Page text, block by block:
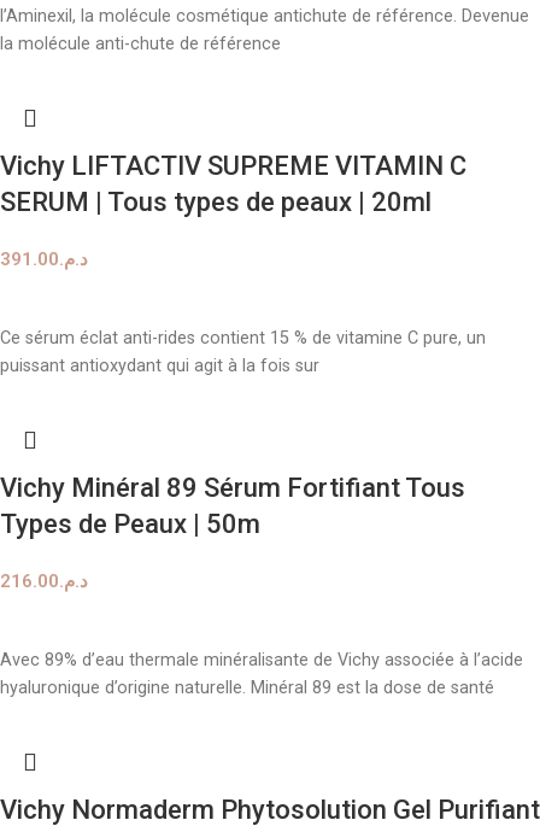
l’Aminexil, la molécule cosmétique antichute de référence. Devenue
la molécule anti-chute de référence
Vichy LIFTACTIV SUPREME VITAMIN C
SERUM | Tous types de peaux | 20ml
د.م.391.00
Ce sérum éclat anti-rides contient 15 % de vitamine C pure, un
puissant antioxydant qui agit à la fois sur
Vichy Minéral 89 Sérum Fortifiant Tous
Types de Peaux | 50m
د.م.216.00
Avec 89% d’eau thermale minéralisante de Vichy associée à l’acide
hyaluronique d’origine naturelle. Minéral 89 est la dose de santé
Vichy Normaderm Phytosolution Gel Purifiant